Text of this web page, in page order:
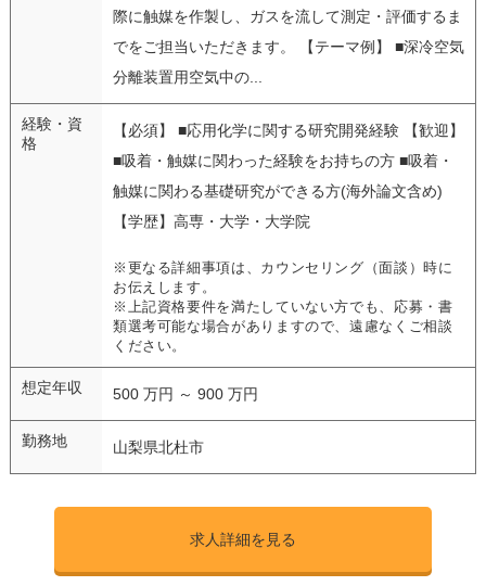
際に触媒を作製し、ガスを流して測定・評価するま
でをご担当いただきます。 【テーマ例】 ■深冷空気
分離装置用空気中の...
経験・資
格
【必須】 ■応用化学に関する研究開発経験 【歓迎】
■吸着・触媒に関わった経験をお持ちの方 ■吸着・
触媒に関わる基礎研究ができる方(海外論文含め)
【学歴】高専・大学・大学院
※更なる詳細事項は、カウンセリング（面談）時に
お伝えします。
※上記資格要件を満たしていない方でも、応募・書
類選考可能な場合がありますので、遠慮なくご相談
ください。
想定年収 500 万円 ～ 900 万円
勤務地 山梨県北杜市
求人詳細を見る